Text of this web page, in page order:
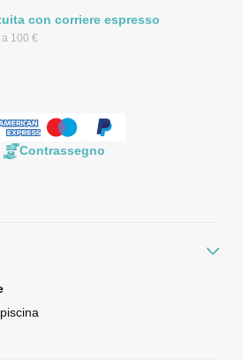
con corriere espresso
100 €
Contrassegno